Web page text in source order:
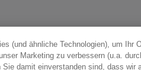
(und ähnliche Technologien), um Ihr
Marketing zu verbessern (u.a.
Sie damit einverstanden sind, dass